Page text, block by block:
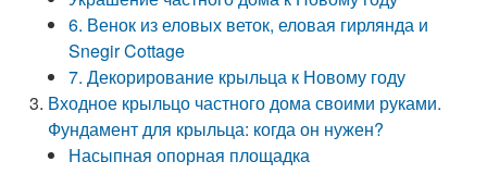
6. Венок из еловых веток, еловая гирлянда и
Snegir Cottage
7. Декорирование крыльца к Новому году
Входное крыльцо частного дома своими руками.
Фундамент для крыльца: когда он нужен?
Насыпная опорная площадка